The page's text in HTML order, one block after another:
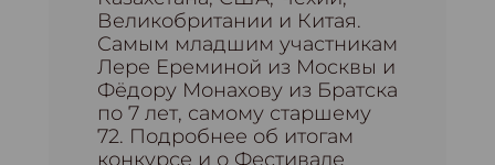
Великобритании и Китая.
Самым младшим участникам
Лере Ереминой из Москвы и
Фёдору Монахову из Братска
по 7 лет, самому старшему
72. Подробнее об итогам
конкурсе и о Фестивале